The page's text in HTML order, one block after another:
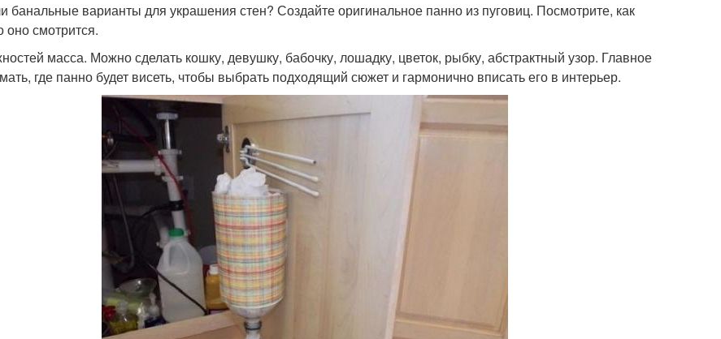
банальные варианты для украшения стен? Создайте оригинальное панно из пуговиц. Посмотрите, как
оно смотрится.
масса. Можно сделать кошку, девушку, бабочку, лошадку, цветок, рыбку, абстрактный узор. Главное
где панно будет висеть, чтобы выбрать подходящий сюжет и гармонично вписать его в интерьер.